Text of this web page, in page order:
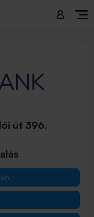
út 396.